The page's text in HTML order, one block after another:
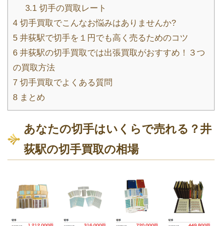
3.1 切手の買取レート
4 切手買取でこんなお悩みはありませんか?
5 井荻駅で切手を１円でも高く売るためのコツ
6 井荻駅の切手買取では出張買取がおすすめ！３つ
の買取方法
7 切手買取でよくある質問
8 まとめ
あなたの切手はいくらで売れる？井
荻駅の切手買取の相場